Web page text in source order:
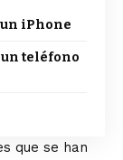
iPhone
teléfono
que se han